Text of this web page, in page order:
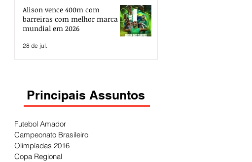
Alison vence 400m com
barreiras com melhor marca
mundial em 2026
28 de jul.
Principais Assuntos
Futebol Amador
Campeonato Brasileiro
Olimpíadas 2016
Copa Regional